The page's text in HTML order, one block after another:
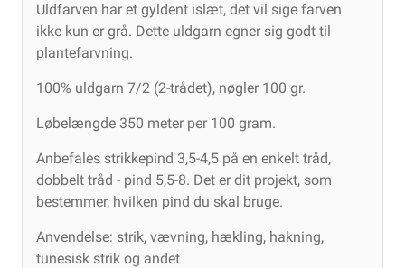
Uldfarven har et gyldent islæt, det vil sige farven
ikke kun er grå. Dette uldgarn egner sig godt til
plantefarvning.
100% uldgarn 7/2 (2-trådet), nøgler 100 gr.
Løbelængde 350 meter per 100 gram.
Anbefales strikkepind 3,5-4,5 på en enkelt tråd,
dobbelt tråd - pind 5,5-8. Det er dit projekt, som
bestemmer, hvilken pind du skal bruge.
Anvendelse: strik, vævning, hækling, hakning,
tunesisk strik og andet